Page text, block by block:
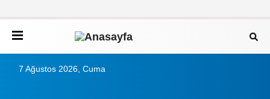
7 Ağustos 2026, Cuma